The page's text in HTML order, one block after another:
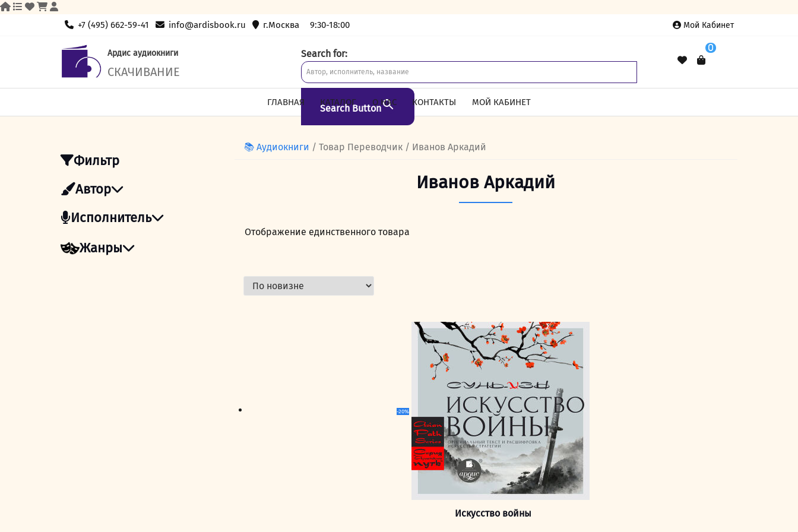
+7 (495) 662-59-41 info@ardisbook.ru г.Москва 9:30-18:00 Мой Кабинет
Ардис аудиокниги
СКАЧИВАНИЕ
Search for:
Search Button
0
ГЛАВНАЯ КАТАЛОГ О НАС КОНТАКТЫ МОЙ КАБИНЕТ
Фильтр
Автор
Исполнитель
Жанры
📚 Аудиокниги / Товар Переводчик / Иванов Аркадий
Иванов Аркадий
Отображение единственного товара
-20%
Искусство войны